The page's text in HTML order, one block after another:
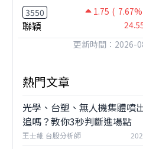
3550 1.75 (
聯穎
更新時間：2026-
熱門文章
光學、台塑、無人機集體噴
追嗎？教你3秒判斷進場點
王士維 台股分析師